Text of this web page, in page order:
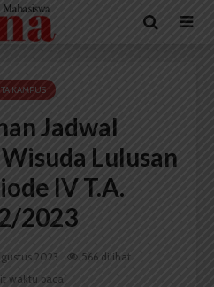
KAMPUS
Jadwal
Lulusan
IV T.A.
2023
2023
566 dilihat
waktu baca